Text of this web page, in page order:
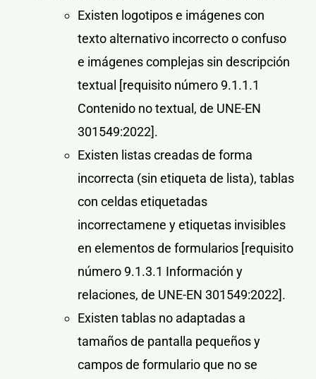
Existen logotipos e imágenes con
texto alternativo incorrecto o confuso
e imágenes complejas sin descripción
textual [requisito número 9.1.1.1
Contenido no textual, de UNE-EN
301549:2022].
Existen listas creadas de forma
incorrecta (sin etiqueta de lista), tablas
con celdas etiquetadas
incorrectamene y etiquetas invisibles
en elementos de formularios[requisito
número 9.1.3.1 Información y
relaciones, de UNE-EN 301549:2022].
Existen tablas no adaptadas a
tamaños de pantalla pequeños y
campos de formulario que no se